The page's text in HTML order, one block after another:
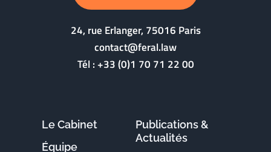
24, rue Erlanger, 75016 Paris
contact@feral.law
Tél :+33 (0)1 70 71 22 00
Le Cabinet
Équipe
Publications &
Actualités